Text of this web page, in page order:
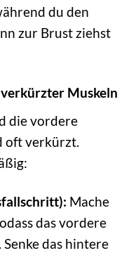
du den
zur Brust ziehst
Muskeln
die vordere
oft verkürzt.
Mache
das vordere
das hintere